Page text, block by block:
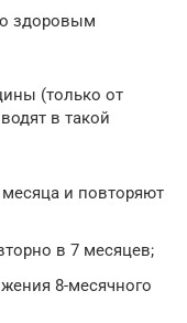
здоровым
(только от
в такой
месяца и повторяют
в 7 месяцев;
8-месячного